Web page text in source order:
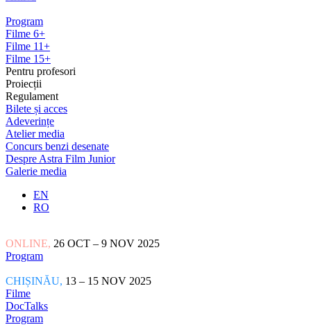
Program
Filme 6+
Filme 11+
Filme 15+
Pentru profesori
Proiecții
Regulament
Bilete și acces
Adeverințe
Atelier media
Concurs benzi desenate
Despre Astra Film Junior
Galerie media
EN
RO
ONLINE, 26 OCT – 9 NOV 2025
Program
CHIȘINĂU, 13 – 15 NOV 2025
Filme
DocTalks
Program